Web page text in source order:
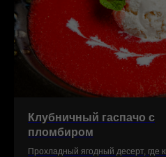
Клубничный гаспачо с
пломбиром
Прохладный ягодный десерт, где